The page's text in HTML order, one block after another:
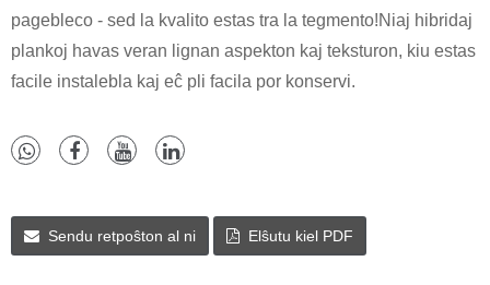
pagebleco - sed la kvalito estas tra la tegmento!Niaj hibridaj
plankoj havas veran lignan aspekton kaj teksturon, kiu estas
facile instalebla kaj eĉ pli facila por konservi.
Sendu retpoŝton al ni Elŝutu kiel PDF